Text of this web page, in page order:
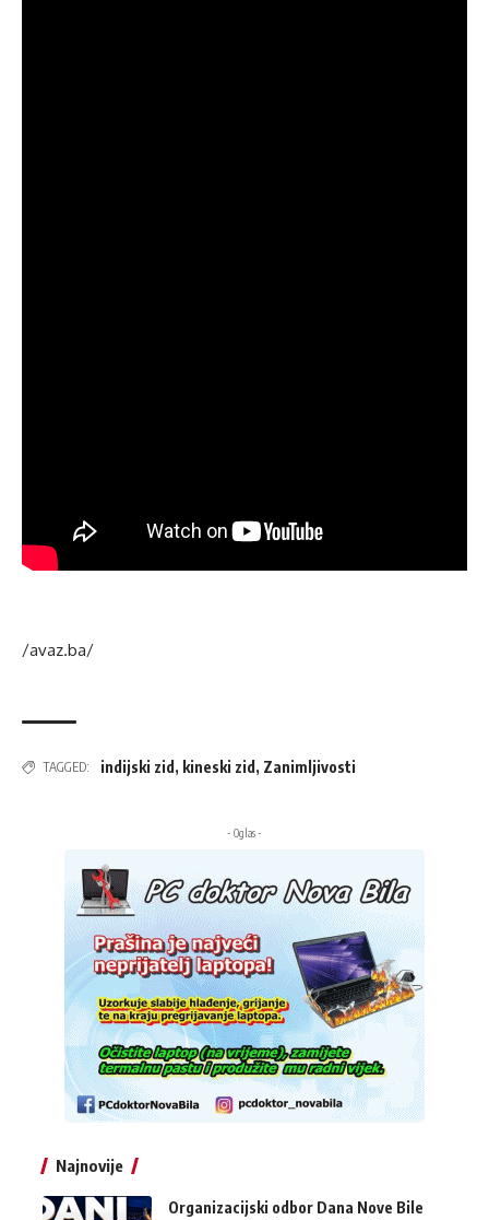
/avaz.ba/
TAGGED: indijski zid , kineski zid , Zanimljivosti
- Oglas -
Najnovije
Organizacijski odbor Dana Nove Bile